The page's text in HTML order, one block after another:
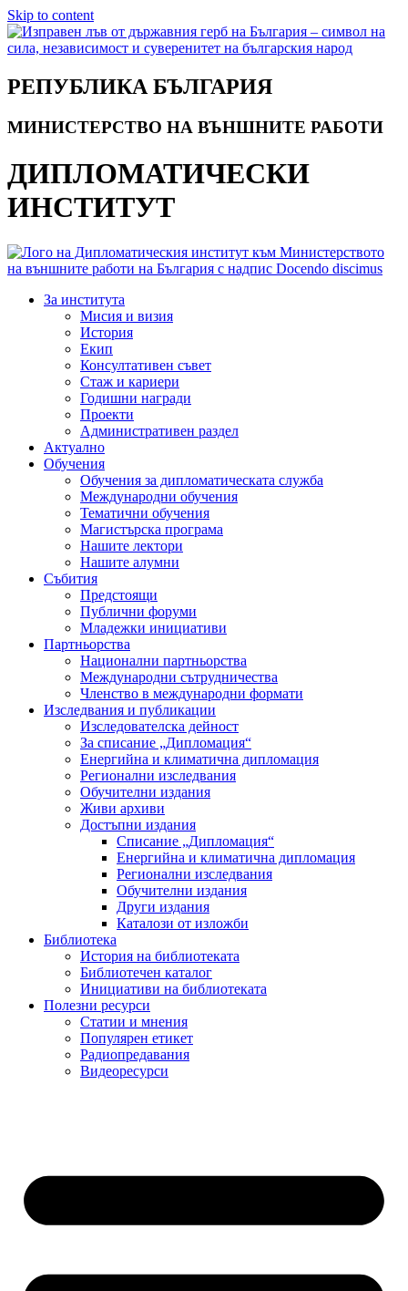
Skip to content
РЕПУБЛИКА БЪЛГАРИЯ
МИНИСТЕРСТВО НА ВЪНШНИТЕ РАБОТИ
ДИПЛОМАТИЧЕСКИ
ИНСТИТУТ
За института
Мисия и визия
История
Екип
Консултативен съвет
Стаж и кариери
Годишни награди
Проекти
Административен раздел
Актуално
Обучения
Обучения за дипломатическата служба
Международни обучения
Тематични обучения
Магистърска програма
Нашите лектори
Нашите алумни
Събития
Предстоящи
Публични форуми
Младежки инициативи
Партньорства
Национални партньорства
Международни сътрудничества
Членство в международни формати
Изследвания и публикации
Изследователска дейност
За списание „Дипломация“
Енергийна и климатична дипломация
Регионални изследвания
Обучителни издания
Живи архиви
Достъпни издания
Списание „Дипломация“
Енергийна и климатична дипломация
Регионални изследвания
Обучителни издания
Други издания
Каталози от изложби
Библиотека
История на библиотеката
Библиотечен каталог
Инициативи на библиотеката
Полезни ресурси
Статии и мнения
Популярен етикет
Радиопредавания
Видеоресурси